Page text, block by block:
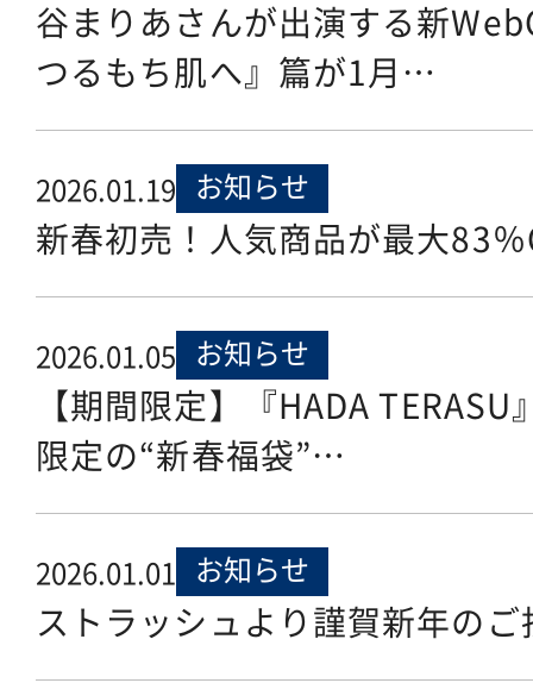
谷まりあさんが出演する新
つるもち肌へ』篇が1月…
2026.01.19 お知らせ
新春初売！人気商品が最大83
2026.01.05 お知らせ
【期間限定】『HADA
限定の“新春福袋”…
2026.01.01 お知らせ
ストラッシュより謹賀新年のご